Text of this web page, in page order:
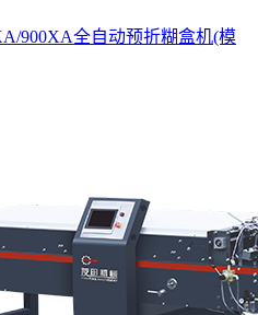
900XA全自动预折糊盒机(模